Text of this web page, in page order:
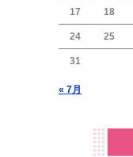
17 18
24 25
31
« 7月